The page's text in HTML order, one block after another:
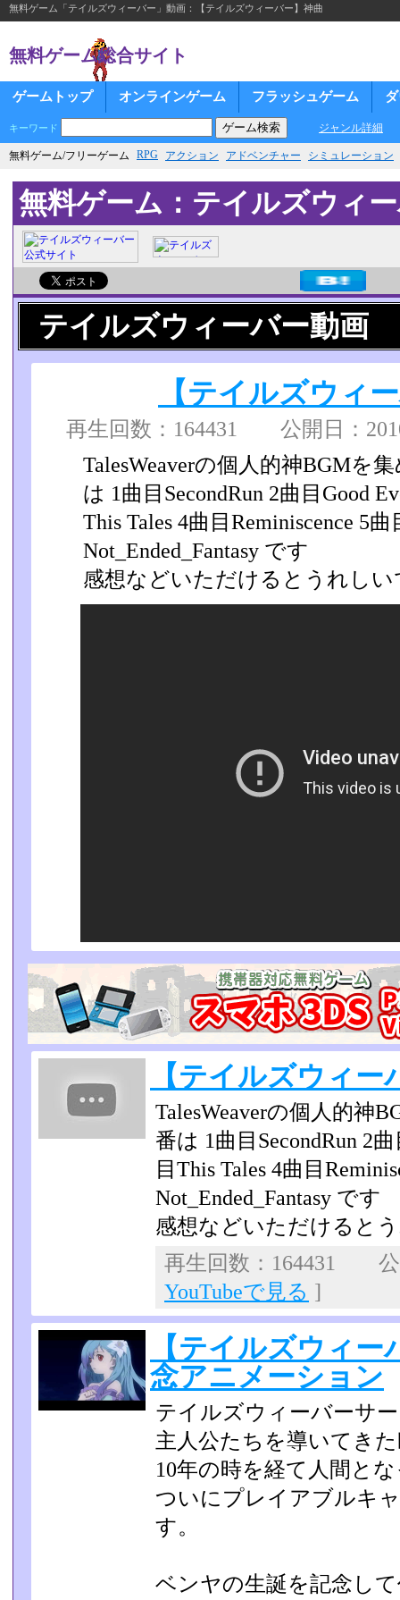
無料ゲーム「テイルズウィーバー」動画：【テイルズウィーバー】神曲
無料ゲーム総合サイト
ゲームトップ オンラインゲーム フラッシュゲーム
キーワード ジャンル詳細
無料ゲーム/フリーゲーム RPG アクション アドベンチャー シミュレーション
無料ゲーム：テイルズウィ
テイルズウィーバー動画
【テイルズウィ
再生回数：164431 公開日：
TalesWeaverの個人的神BGMを
は 1曲目SecondRun 2曲目Good
This Tales 4曲目Reminiscence 5曲
Not_Ended_Fantasy です
感想などいただけるとうれしい
【テイルズウィー
TalesWeaverの個人的神
番は 1曲目SecondRun 2
目This Tales 4曲目
Not_Ended_Fantasy です
感想などいただけると
再生回数：164431
YouTubeで見る ]
【テイルズウィ
念アニメーション
テイルズウィーバーサ
主人公たちを導いてき
10年の時を経て人間と
ついにプレイアブルキ
す。
ベンヤの生誕を記念し